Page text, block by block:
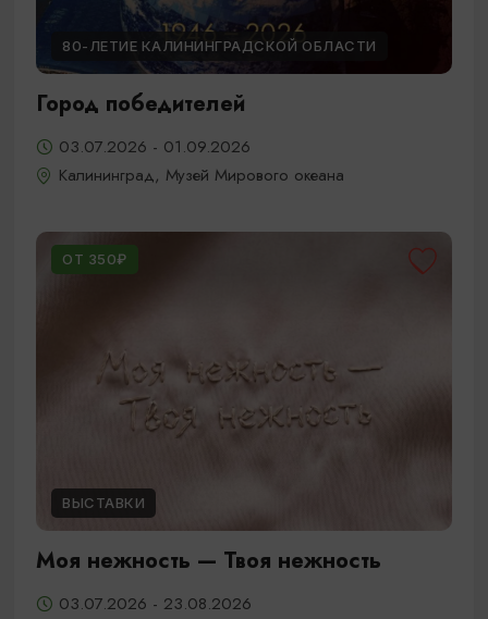
80-ЛЕТИЕ КАЛИНИНГРАДСКОЙ ОБЛАСТИ
Город победителей
03.07.2026 - 01.09.2026
Калининград, Музей Мирового океана
ОТ 350₽
ВЫСТАВКИ
Моя нежность — Твоя нежность
03.07.2026 - 23.08.2026